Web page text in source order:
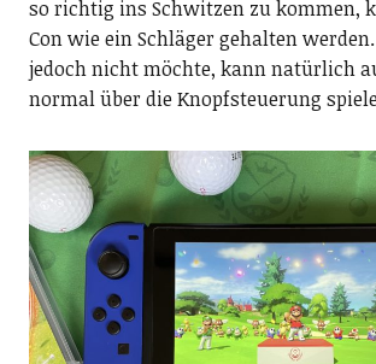
so richtig ins Schwitzen zu kommen,
Con wie ein Schläger gehalten
jedoch nicht möchte, kann natürlich
normal über die Knopfsteuerung